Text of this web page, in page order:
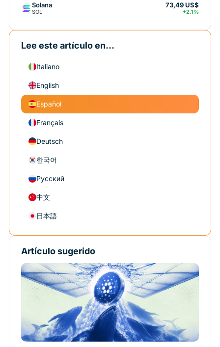
Solana
SOL
73,49 US$
+2.1%
Lee este artículo en...
Italiano
English
Español
Français
Deutsch
한국어
Русский
中文
日本語
Artículo sugerido